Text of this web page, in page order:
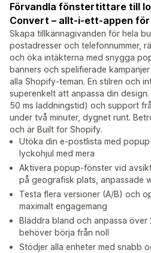
Förvandla fönstertittare till
Convert – allt-i-ett-appen
Skapa tillkännagivanden för hela
postadresser och telefonnummer,
och öka intäkterna med snygga
banners och spelifierade
alla Shopify-teman. En stilren och
superenkelt att anpassa din
50 ms laddningstid) och support
under två minuter, dygnet runt.
och är Built for Shopify.
Utöka din e-postlista med
lyckohjul med mera
Aktivera popup-fönster vid
på geografisk plats, anpassade
Testa flera versioner (A/B) och
maximalt engagemang
Bläddra bland och anpassa
behöver börja från noll
Stödjer alla enheter med snabb